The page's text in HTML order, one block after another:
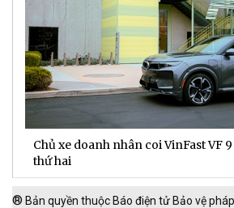
Chủ xe doanh nhân coi VinFast VF
thứ hai
® Bản quyền thuộc Báo điện tử Bảo vệ